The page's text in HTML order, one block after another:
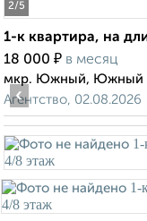
2/5
1-к квартира, на
18 000 ₽ в месяц
мкр. Южный, Южный
Агентство, 02.08.2026
‹